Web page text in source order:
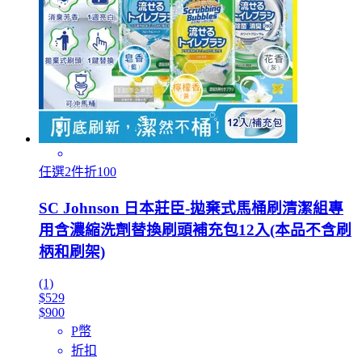
任選2件折100
SC Johnson 日本莊臣-拋棄式馬桶刷清潔組專
用含濃縮洗劑替換刷頭補充包12入(本品不含刷
柄和刷架)
(1)
$529
$900
P幣
折扣